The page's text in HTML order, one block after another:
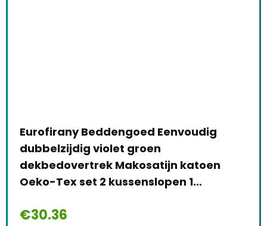
Eurofirany Beddengoed Eenvoudig
dubbelzijdig violet groen
dekbedovertrek Makosatijn katoen
Oeko-Tex set 2 kussenslopen 1…
€30.36